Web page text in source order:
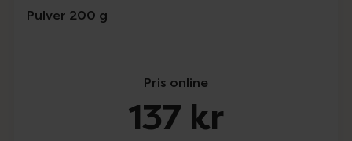
Pulver 200 g
Pris online
137 kr